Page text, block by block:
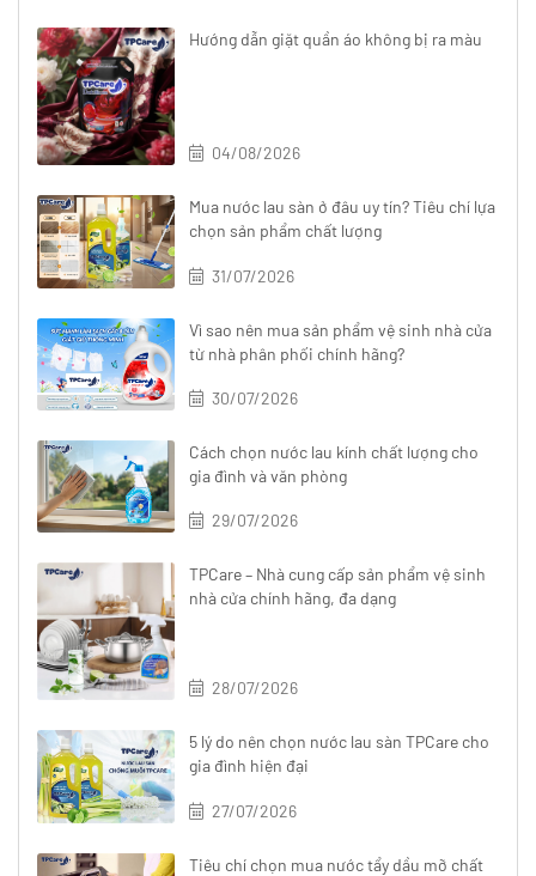
Hướng dẫn giặt quần áo không bị ra màu
04/08/2026
Mua nước lau sàn ở đâu uy tín? Tiêu chí lựa
chọn sản phẩm chất lượng
31/07/2026
Vì sao nên mua sản phẩm vệ sinh nhà cửa
từ nhà phân phối chính hãng?
30/07/2026
Cách chọn nước lau kính chất lượng cho
gia đình và văn phòng
29/07/2026
TPCare – Nhà cung cấp sản phẩm vệ sinh
nhà cửa chính hãng, đa dạng
28/07/2026
5 lý do nên chọn nước lau sàn TPCare cho
gia đình hiện đại
27/07/2026
Tiêu chí chọn mua nước tẩy dầu mỡ chất